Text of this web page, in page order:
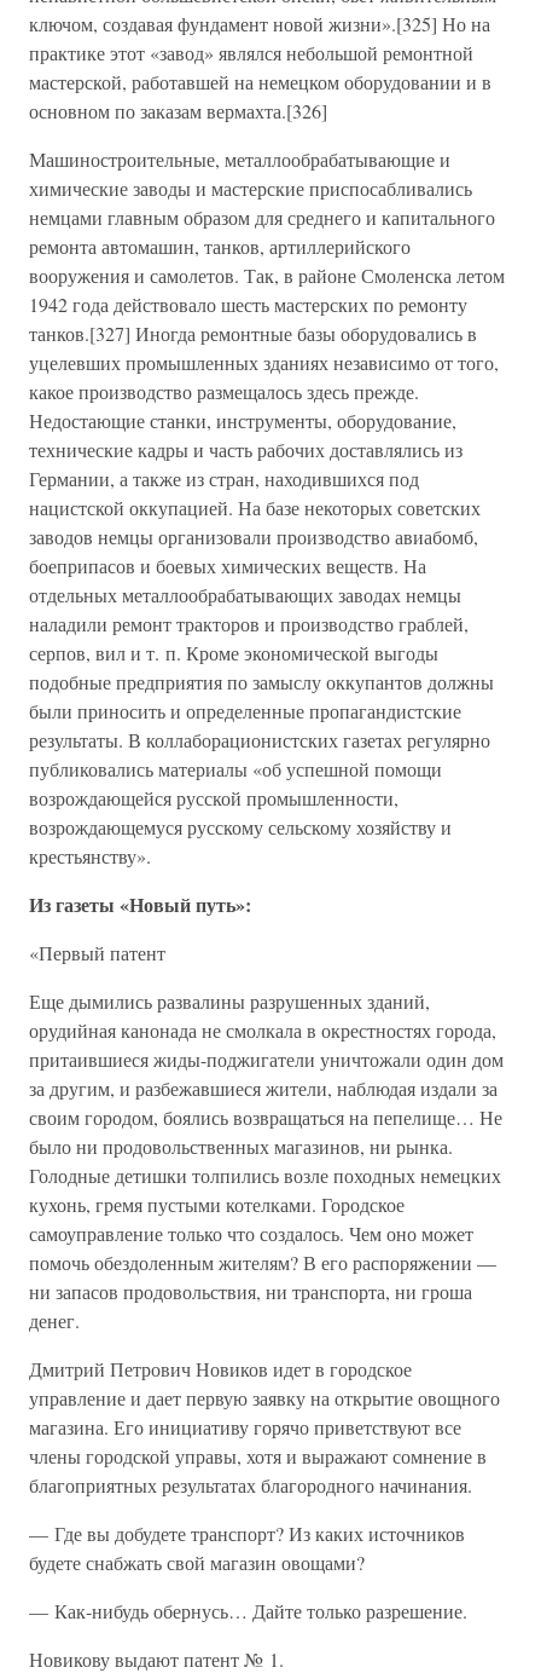
ключом, создавая фундамент новой жизни».[325] Но на
практике этот «завод» являлся небольшой ремонтной
мастерской, работавшей на немецком оборудовании и в
основном по заказам вермахта.[326]
Машиностроительные, металлообрабатывающие и
химические заводы и мастерские приспосабливались
немцами главным образом для среднего и капитального
ремонта автомашин, танков, артиллерийского
вооружения и самолетов. Так, в районе Смоленска летом
1942 года действовало шесть мастерских по ремонту
танков.[327] Иногда ремонтные базы оборудовались в
уцелевших промышленных зданиях независимо от того,
какое производство размещалось здесь прежде.
Недостающие станки, инструменты, оборудование,
технические кадры и часть рабочих доставлялись из
Германии, а также из стран, находившихся под
нацистской оккупацией. На базе некоторых советских
заводов немцы организовали производство авиабомб,
боеприпасов и боевых химических веществ. На
отдельных металлообрабатывающих заводах немцы
наладили ремонт тракторов и производство граблей,
серпов, вил и т. п. Кроме экономической выгоды
подобные предприятия по замыслу оккупантов должны
были приносить и определенные пропагандистские
результаты. В коллаборационистских газетах регулярно
публиковались материалы «об успешной помощи
возрождающейся русской промышленности,
возрождающемуся русскому сельскому хозяйству и
крестьянству».
Из газеты «Новый путь»:
«Первый патент
Еще дымились развалины разрушенных зданий,
орудийная канонада не смолкала в окрестностях города,
притаившиеся жиды-поджигатели уничтожали один дом
за другим, и разбежавшиеся жители, наблюдая издали за
своим городом, боялись возвращаться на пепелище… Не
было ни продовольственных магазинов, ни рынка.
Голодные детишки толпились возле походных немецких
кухонь, гремя пустыми котелками. Городское
самоуправление только что создалось. Чем оно может
помочь обездоленным жителям? В его распоряжении —
ни запасов продовольствия, ни транспорта, ни гроша
денег.
Дмитрий Петрович Новиков идет в городское
управление и дает первую заявку на открытие овощного
магазина. Его инициативу горячо приветствуют все
члены городской управы, хотя и выражают сомнение в
благоприятных результатах благородного начинания.
— Где вы добудете транспорт? Из каких источников
будете снабжать свой магазин овощами?
— Как-нибудь обернусь… Дайте только разрешение.
Новикову выдают патент № 1.